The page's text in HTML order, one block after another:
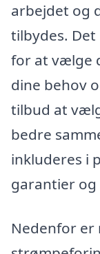
arbejdet og
tilbydes.
for at vælge
dine behov
tilbud at
bedre
inkluderes i
garantier og
Nedenfor er